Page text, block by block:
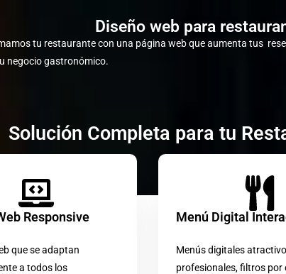
Diseño web para
tu restaurante con una página web que aumenta tus
negocio gastronómico.
Solución Completa para tu
Responsive
que se adaptan
a todos los
Menú Digital
Menús digitales
profesionales, filtros por